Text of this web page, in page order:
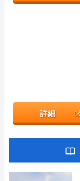
詳細